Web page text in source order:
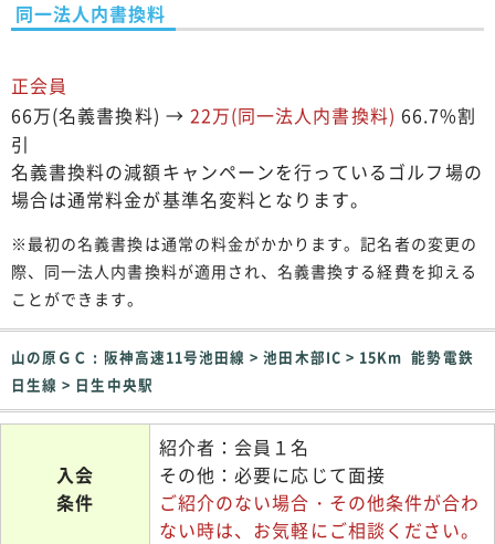
同一法人内書換料
正会員
66万(名義書換料) → 22万(同一法人内書換料) 66.7%割
引
名義書換料の減額キャンペーンを行っているゴルフ場の
場合は通常料金が基準名変料となります。
※最初の名義書換は通常の料金がかかります。記名者の変更の
際、同一法人内書換料が適用され、名義書換する経費を抑える
ことができます。
山の原ＧＣ : 阪神高速11号池田線 > 池田木部IC > 15Km 能勢電鉄
日生線 > 日生中央駅
入会
条件
紹介者：会員１名
その他：必要に応じて面接
ご紹介のない場合・その他条件が合わ
ない時は、お気軽にご相談ください。